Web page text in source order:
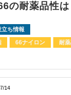
の耐薬品性
立ち情報
66ナイロン 耐
14